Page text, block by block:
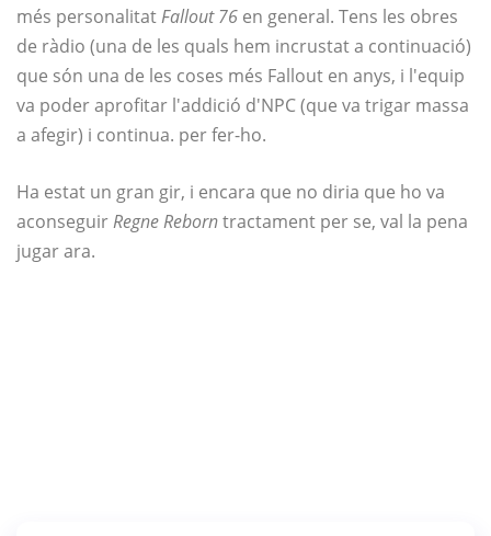
més personalitatFallout 76 en general. Tens les obres
de ràdio (una de les quals hem incrustat a continuació)
que són una de les coses més Fallout en anys, i l'equip
va poder aprofitar l'addició d'NPC (que va trigar massa
a afegir) i continua. per fer-ho.
Ha estat un gran gir, i encara que no diria que ho va
aconseguirRegne Reborntractament per se, val la pena
jugar ara.